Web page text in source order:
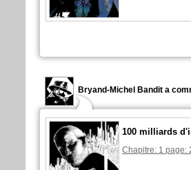
Bryand-Michel Bandit a
100 milliards
Chapitre: 1 page: